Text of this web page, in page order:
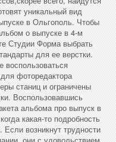
уникальный вид
в Ольгополь. Чтобы
о выпуске в 4-м
Студии Форма выбрать
для ее верстки.
воспользоваться
фоторедактора
станиц и ограничены
Воспользовавшись
альбома про выпуск в
какая-то подробность
возникнут трудности